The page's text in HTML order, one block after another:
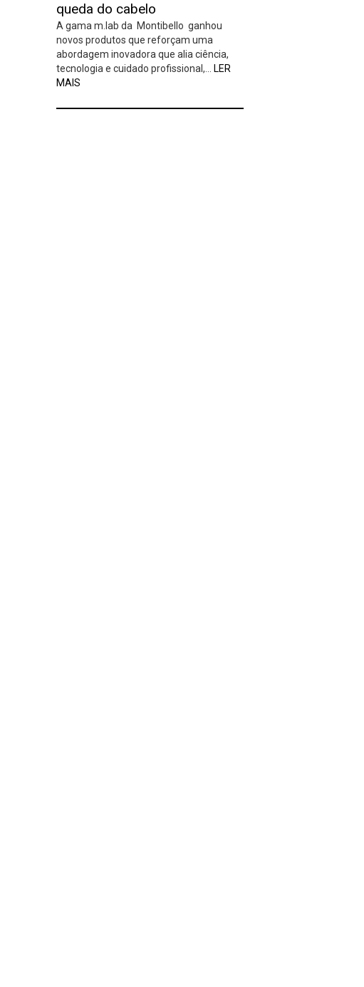
queda do cabelo
A gama m.lab da Montibello ganhou
novos produtos que reforçam uma
abordagem inovadora que alia ciência,
tecnologia e cuidado profissional,…
LER
MAIS